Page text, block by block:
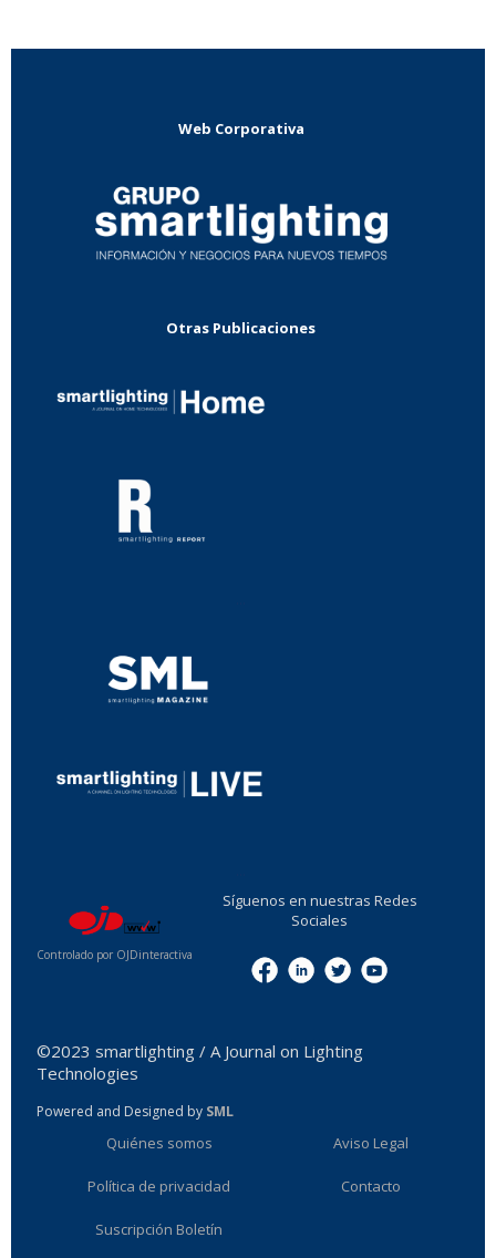
Web Corporativa
Otras Publicaciones
Controlado por OJDinteractiva
Síguenos en nuestras Redes
Sociales
©2023 smartlighting / A Journal on Lighting
Technologies
Powered and Designed by SML
Quiénes somos Aviso Legal
Política de privacidad Contacto
Suscripción Boletín